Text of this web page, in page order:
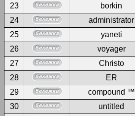
23
borkin
24
administrator
25
yaneti
26
voyager
27
Christo
28
ER
29
compound ™
30
untitled